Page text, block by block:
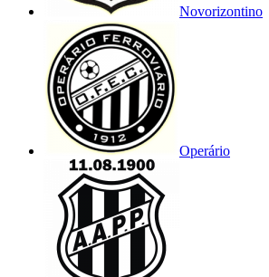
Novorizontino
Operário